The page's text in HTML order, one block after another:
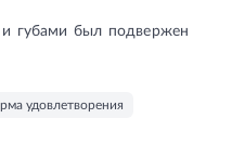
губами был подвержен
удовлетворения